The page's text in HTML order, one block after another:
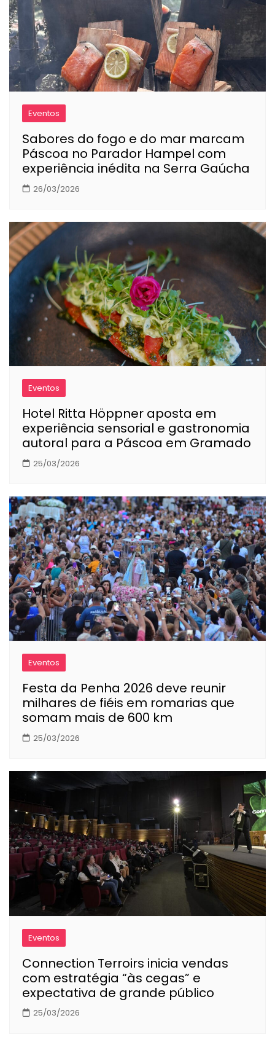
Eventos
Sabores do fogo e do mar marcam
Páscoa no Parador Hampel com
experiência inédita na Serra Gaúcha
26/03/2026
Eventos
Hotel Ritta Höppner aposta em
experiência sensorial e gastronomia
autoral para a Páscoa em Gramado
25/03/2026
Eventos
Festa da Penha 2026 deve reunir
milhares de fiéis em romarias que
somam mais de 600 km
25/03/2026
Eventos
Connection Terroirs inicia vendas
com estratégia “às cegas” e
expectativa de grande público
25/03/2026